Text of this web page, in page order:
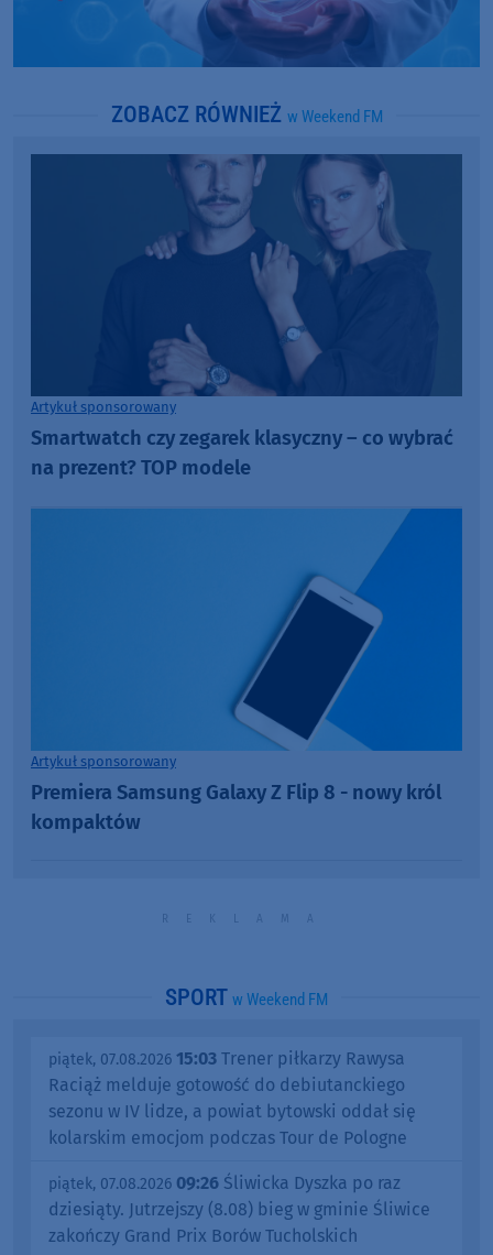
ZOBACZ RÓWNIEŻ w Weekend FM
Artykuł sponsorowany
Smartwatch czy zegarek klasyczny – co wybrać
na prezent? TOP modele
Artykuł sponsorowany
Premiera Samsung Galaxy Z Flip 8 - nowy król
kompaktów
SPORT w Weekend FM
piątek, 07.08.2026 15:03 Trener piłkarzy Rawysa
Raciąż melduje gotowość do debiutanckiego
sezonu w IV lidze, a powiat bytowski oddał się
kolarskim emocjom podczas Tour de Pologne
piątek, 07.08.2026 09:26 Śliwicka Dyszka po raz
dziesiąty. Jutrzejszy (8.08) bieg w gminie Śliwice
zakończy Grand Prix Borów Tucholskich